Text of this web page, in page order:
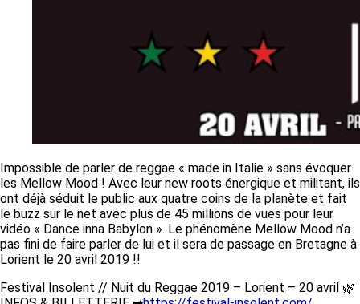
Impossible de parler de reggae « made in Italie » sans évoquer
les Mellow Mood ! Avec leur new roots énergique et militant, ils
ont déjà séduit le public aux quatre coins de la planète et fait
le buzz sur le net avec plus de 45 millions de vues pour leur
vidéo « Dance inna Babylon ». Le phénomène Mellow Mood n’a
pas fini de faire parler de lui et il sera de passage en Bretagne à
Lorient le 20 avril 2019 !!
Festival Insolent // Nuit du Reggae 2019 – Lorient – 20 avril 🌿